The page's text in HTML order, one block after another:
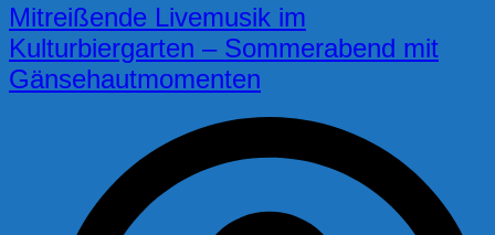
Mitreißende Livemusik im
Kulturbiergarten – Sommerabend mit
Gänsehautmomenten